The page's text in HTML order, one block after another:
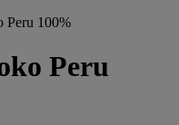
Peru 100%
Peru